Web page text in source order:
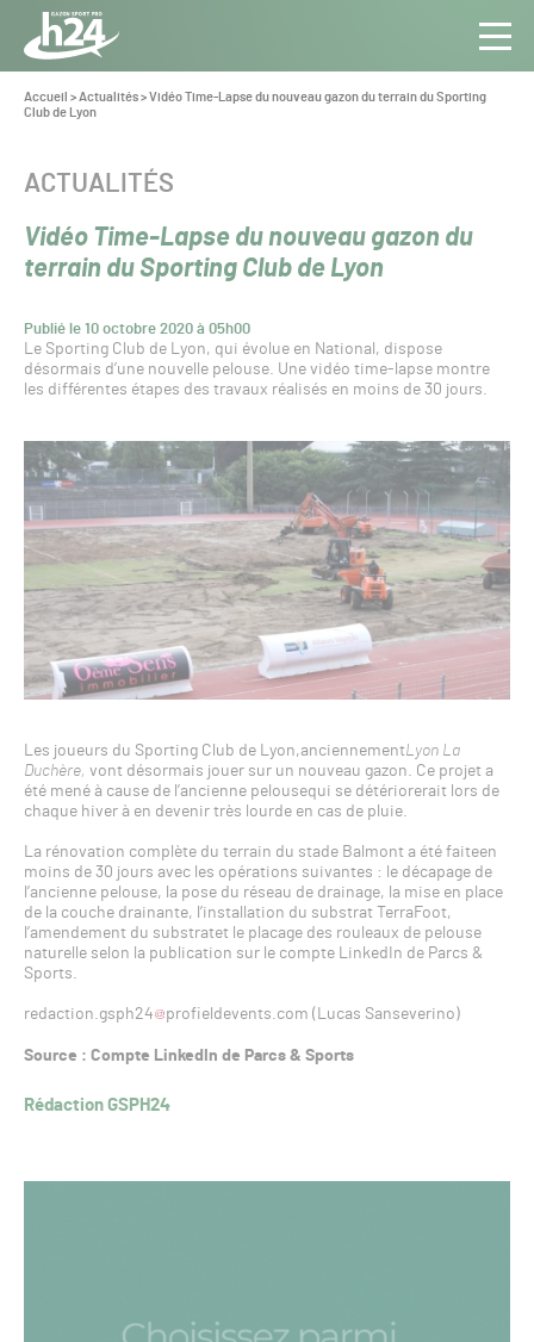
Panneau de gestion des cookies
Aller au contenu
Toute
l’info
du Gazon
Vous
êtes
Accueil >Actualités>Vidéo Time-Lapse du nouveau gazon du terrain du Sporting
Club de Lyon
Vidéo Time-Lapse du nouveau gazon du
terrain du Sporting Club de Lyon
Publié le 10 octobre 2020 à 05h00
CATÉGORIE :
ACTUALITÉS
Le Sporting Club de Lyon, qui évolue en National, dispose
désormais d’une nouvelle pelouse. Une vidéo time-lapse montre
les différentes étapes des travaux réalisés en moins de 30 jours.
Les joueurs du Sporting Club de Lyon,anciennementLyon La
Duchère, vont désormais jouer sur un nouveau gazon. Ce projet a
été mené à cause de l’ancienne pelousequi se détériorerait lors de
chaque hiver à en devenir très lourde en cas de pluie.
La rénovation complète du terrain du stade Balmont a été faiteen
moins de 30 jours avec les opérations suivantes : le décapage de
l’ancienne pelouse, la pose du réseau de drainage, la mise en place
de la couche drainante, l’installation du substrat TerraFoot,
l’amendement du substratet le placage des rouleaux de pelouse
naturelle selon la publication sur le compte LinkedIn de Parcs &
Sports.
redaction.gsph24 profieldevents.com (Lucas Sanseverino)
Source : Compte LinkedIn de Parcs & Sports
Rédaction GSPH24